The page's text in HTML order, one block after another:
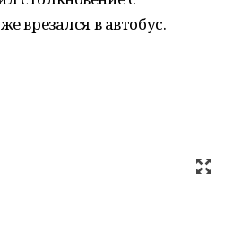
врезался в автобус.